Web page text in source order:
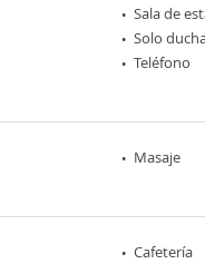
Sala de
Solo
Teléfono
Masaje
Cafetería